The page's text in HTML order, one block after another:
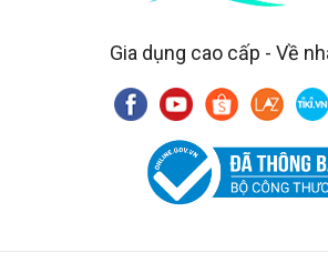
Gia dụng cao cấp - Về